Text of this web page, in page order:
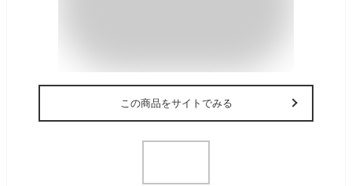
この商品をサイトでみる